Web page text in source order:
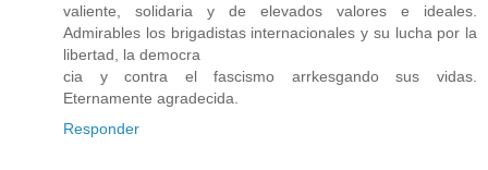
valiente, solidaria y de elevados valores e ideales.
Admirables los brigadistas internacionales y su lucha por la
libertad, la democra
cia y contra el fascismo arrkesgando sus vidas.
Eternamente agradecida.
Responder